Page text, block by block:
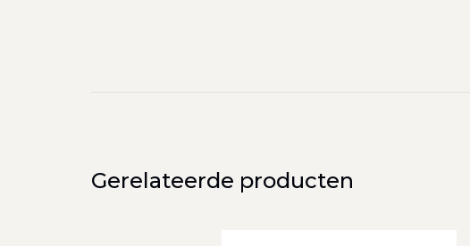
Gerelateerde producten